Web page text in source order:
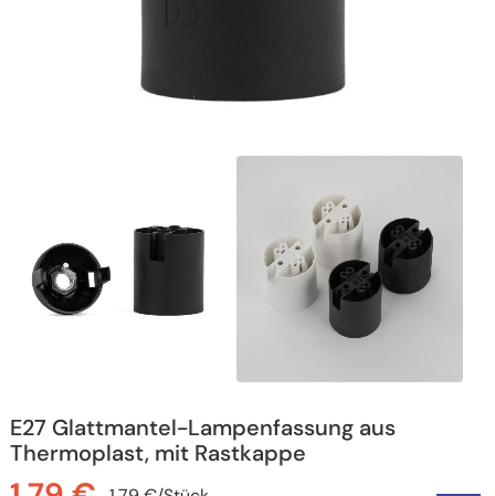
E27 Glattmantel-Lampenfassung aus
Thermoplast, mit Rastkappe